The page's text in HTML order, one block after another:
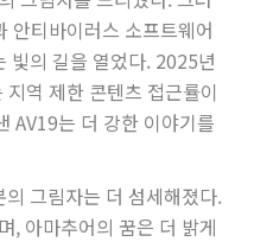
안티바이러스 소프트웨어
빛의 길을 열었다. 2025년
역 제한 콘텐츠 접근률이
AV19는 더 강한 이야기를
그림자는 더 섬세해졌다.
, 아마추어의 꿈은 더 밝게